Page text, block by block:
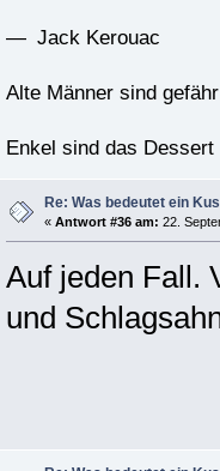
— Jack Kerouac
Alte Männer sind
Enkel sind das
Re: Was bedeutet ein
« Antwort #36 am: 22.
Auf jeden Fall.
und